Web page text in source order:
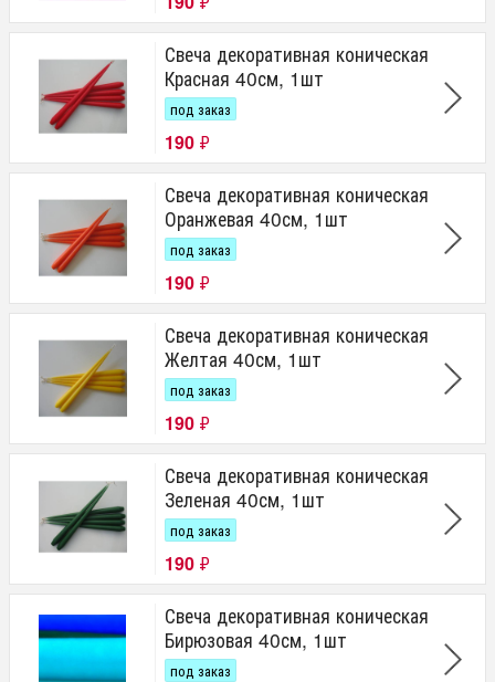
Свеча декоративная коническая
Красная 40см, 1шт
под заказ
190 ₽
Свеча декоративная коническая
Оранжевая 40см, 1шт
под заказ
190 ₽
Свеча декоративная коническая
Желтая 40см, 1шт
под заказ
190 ₽
Свеча декоративная коническая
Зеленая 40см, 1шт
под заказ
190 ₽
Свеча декоративная коническая
Бирюзовая 40см, 1шт
под заказ